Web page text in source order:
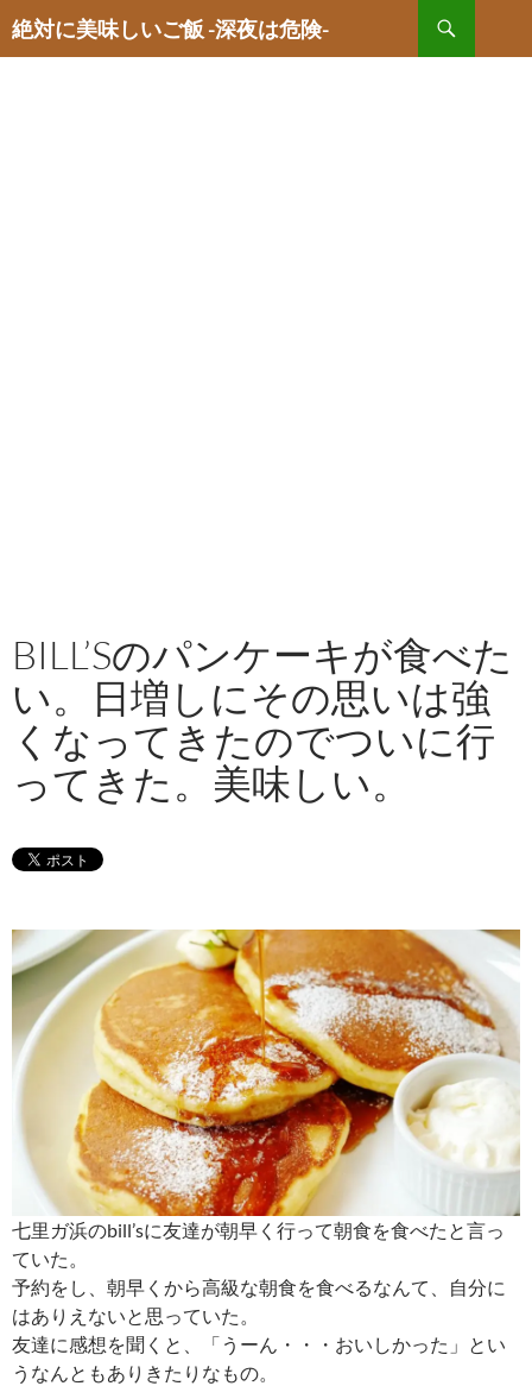
絶対に美味しいご飯 -深夜は危険-
検
索
BILL’Sのパンケーキが食べた
い。日増しにその思いは強
くなってきたのでついに行
ってきた。美味しい。
七里ガ浜のbill’sに友達が朝早く行って朝食を食べたと言っ
ていた。
予約をし、朝早くから高級な朝食を食べるなんて、自分に
はありえないと思っていた。
友達に感想を聞くと、「うーん・・・おいしかった」とい
うなんともありきたりなもの。